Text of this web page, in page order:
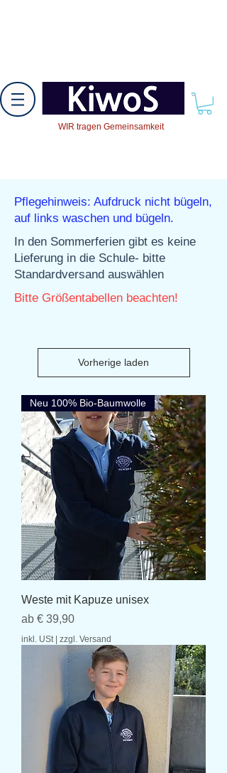
WIR tragen Gemeinsamkeit
Pflegehinweis: Aufdruck nicht bügeln,
auf links waschen und bügeln.
In den Sommerferien gibt es keine
Lieferung in die Schule- bitte
Standardversand auswählen
Bitte Größentabellen beachten!
Vorherige laden
Neu 100% Bio-Baumwolle
Weste mit Kapuze unisex
ab € 39,90
Sale-Preis
inkl. USt| zzgl. Versand